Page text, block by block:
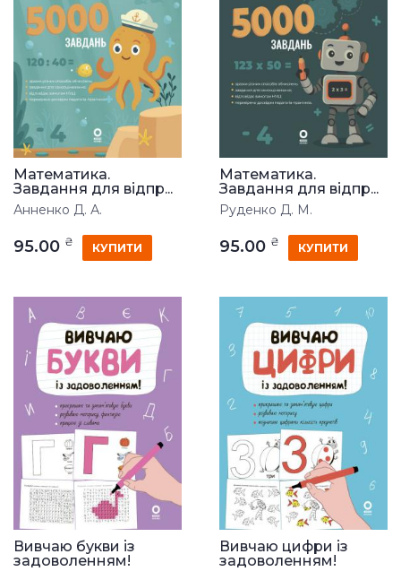
Математика.
Завдання для відпр...
Анненко Д. А.
95.00 ₴ КУПИТИ
Математика.
Завдання для відпр...
Руденко Д. М.
95.00 ₴ КУПИТИ
Вивчаю букви із
задоволенням!
Вивчаю цифри із
задоволенням!